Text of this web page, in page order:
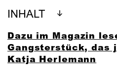
INHALT
Dazu im Magazin
Gangsterstück, das
Katja Herlemann